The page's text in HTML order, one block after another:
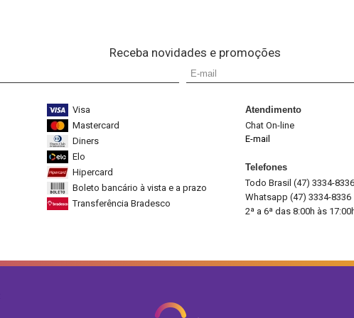
Receba novidades e promoções
Visa
Mastercard
Diners
Elo
Hipercard
Boleto bancário à vista e a prazo
Transferência Bradesco
Atendimento
Chat On-line
E-mail
Telefones
Todo Brasil (47) 3334-8336
Whatsapp (47) 3334-8336
2ª a 6ª das 8:00h às